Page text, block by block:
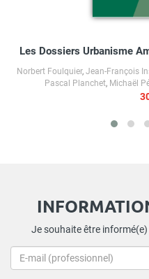
Les Dossiers Urbanisme
Norbert Foulquier, Jean-François
Pascal Planchet, Michaël
Je souhaite être